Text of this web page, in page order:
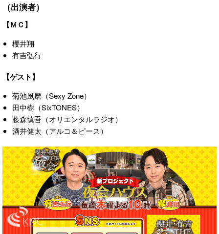
（出演者）
【ＭＣ】
櫻井翔
有吉弘行
【ゲスト】
菊池風磨（Sexy Zone）
田中樹（SixTONES）
藤森慎吾（オリエンタルラジオ）
酒井健太（アルコ＆ピース）